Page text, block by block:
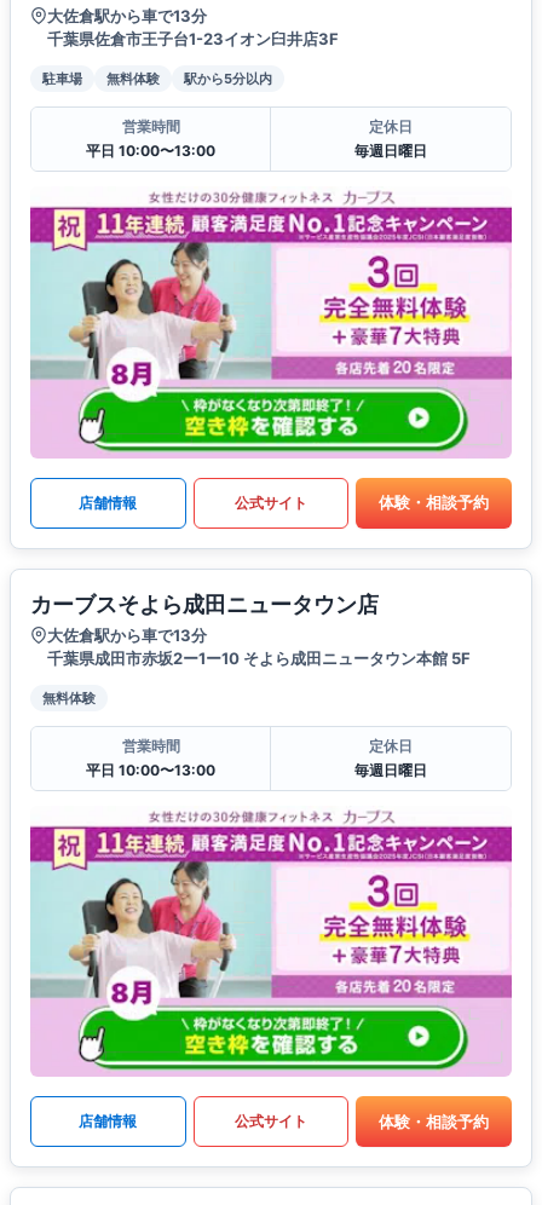
大佐倉駅から車で13分
千葉県佐倉市王子台1-23イオン臼井店3F
駐車場 無料体験 駅から5分以内
営業時間
平日 10:00〜13:00
定休日
毎週日曜日
店舗情報 公式サイト 体験・相談予約
カーブスそよら成田ニュータウン店
大佐倉駅から車で13分
千葉県成田市赤坂2ー1ー10 そよら成田ニュータウン本館 5F
無料体験
営業時間
平日 10:00〜13:00
定休日
毎週日曜日
店舗情報 公式サイト 体験・相談予約